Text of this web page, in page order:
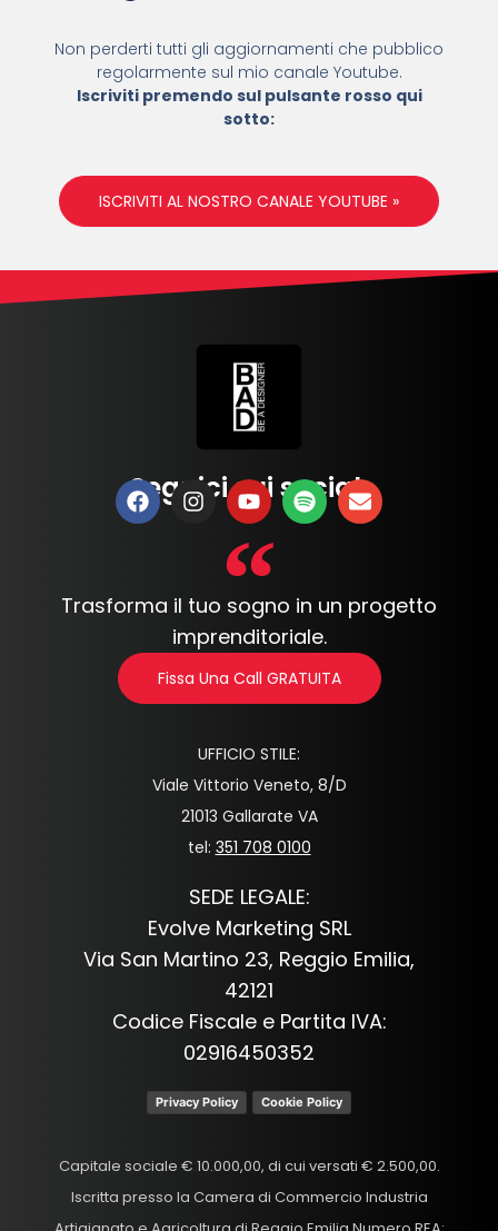
Non perderti tutti gli aggiornamenti che pubblico
regolarmente sul mio canale Youtube.
Iscriviti premendo sul pulsante rosso qui
sotto:
ISCRIVITI AL NOSTRO CANALE YOUTUBE »
Seguici sui social:
Trasforma il tuo sogno in un progetto
imprenditoriale.
Fissa Una Call GRATUITA
UFFICIO STILE:
Viale Vittorio Veneto, 8/D
21013 Gallarate VA
tel: 351 708 0100
SEDE LEGALE:
Evolve Marketing SRL
Via San Martino 23, Reggio Emilia,
42121
Codice Fiscale e Partita IVA:
02916450352
Privacy Policy Cookie Policy
Capitale sociale € 10.000,00, di cui versati € 2.500,00.
Iscritta presso la Camera di Commercio Industria